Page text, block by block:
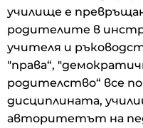
училище е
родителите в
учителя и
"права“,
родителство“ все
дисциплината,
авторитетът на